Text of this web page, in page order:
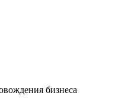
бизнеса